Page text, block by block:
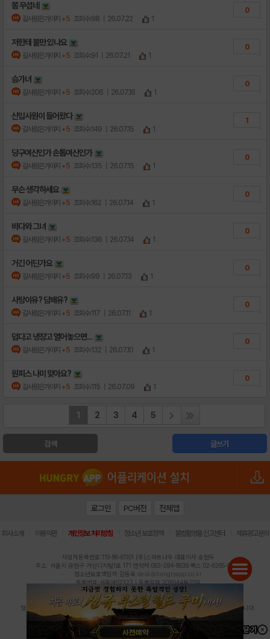
쫌 무섭네
갈사람은가야지 +5 조회수:98 | 26.07.22 1
0
저한테 불만 있나요
갈사람은가야지 +5 조회수:91 | 26.07.21 1
0
슴가녀
갈사람은가야지 +5 조회수:206 | 26.07.16 1
0
신입사원이 들어왔다
갈사람은가야지 +5 조회수:149 | 26.07.15 1
1
당구여신인가 손톱여신인가
갈사람은가야지 +5 조회수:135 | 26.07.15 1
0
무슨 생각하세요
갈사람은가야지 +5 조회수:162 | 26.07.14 1
0
바다와 그녀
갈사람은가야지 +5 조회수:136 | 26.07.14 1
0
거긴 어딘가요
갈사람은가야지 +5 조회수:99 | 26.07.13 1
0
사탕이유? 담배유?
갈사람은가야지 +5 조회수:117 | 26.07.11 1
0
덥다고 냉장고 열어놓으면...
갈사람은가야지 +5 조회수:132 | 26.07.10 1
0
원피스 나미 맞아요?
갈사람은가야지 +5 조회수:115 | 26.07.09 1
0
1 2 3 4 5
검색 글쓰기
로그인 PC버전 전체앱
회사소개 이용약관 개인정보 처리방침 청소년 보호정책 불법촬영물 신고센터 제휴광고문의
사업자등록번호:119-86-61101 (주)스마트나우 대표이사:송현두
주소: 서울시 금천구 가산디지털1로 171 연락처:063-284-8635 팩스:02-6265-0377
청소년보호책임자:김동욱 desk@hungryapp.co.kr
등록번호:서울아02322 | 등록일자:2016년4월25일
발행인:(주)스마트나우 송현두 | 편집인:김동욱
헝그리앱의 콘텐츠 및 기사는 저작권법의 보호를 받으므로, 무단 전재, 복사, 배포 등을 금합니다.
Copyright (c) HungryApp All Rights Reserved.